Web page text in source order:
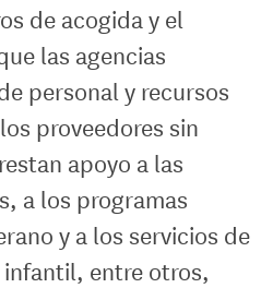
de acogida y el
las agencias
personal y recursos
proveedores sin
apoyo a las
a los programas
y a los servicios de
entre otros,